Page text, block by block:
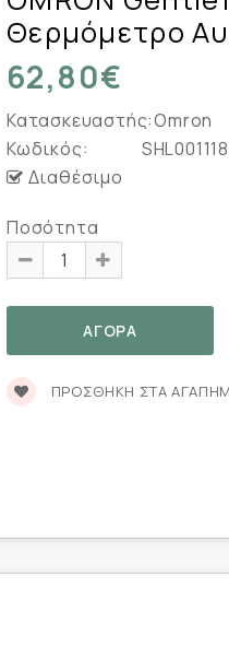
Θερμόμετρο
62,80€
Κατασκευαστής:Omron
Κωδικός:
Διαθέσιμο
Ποσότητα
ΠΡΟΣΘΉΚΗ ΣΤΑ